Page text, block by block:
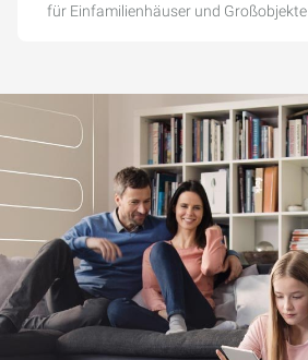
für Einfamilienhäuser und Großobjekte